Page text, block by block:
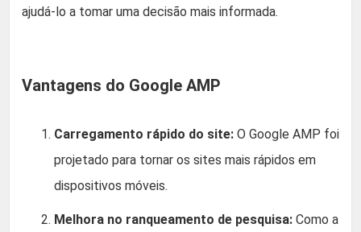
ajudá-lo a tomar uma decisão mais informada.
Vantagens do Google AMP
Carregamento rápido do site: O Google AMP foi
projetado para tornar os sites mais rápidos em
dispositivos móveis.
Melhora no ranqueamento de pesquisa: Como a